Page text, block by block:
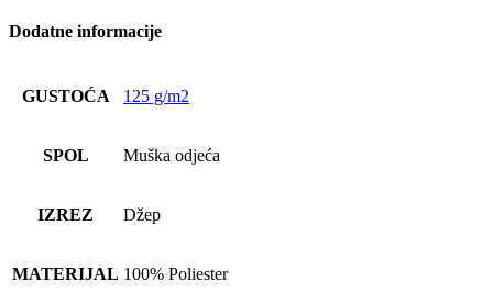
Dodatne informacije
GUSTOĆA 125 g/m2
SPOL Muška odjeća
IZREZ Džep
MATERIJAL 100% Poliester